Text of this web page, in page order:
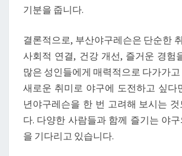
기분을 줍니다.
결론적으로, 부산야구레슨은 단순한
사회적 연결, 건강 개선, 즐거운 경험
많은 성인들에게 매력적으로 다가가
새로운 취미로 야구에 도전하고 싶다
년야구레슨을 한 번 고려해 보시는
다. 다양한 사람들과 함께 즐기는 야
을 기다리고 있습니다.